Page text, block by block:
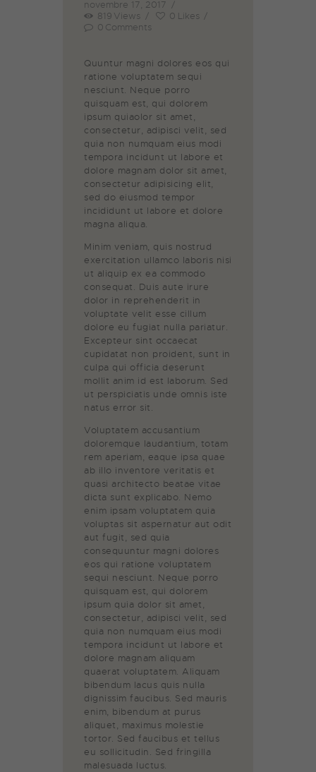
novembre 17, 2017
819 Views 0 Likes
0 Comments
Quuntur magni dolores eos qui
ratione voluptatem sequi
nesciunt. Neque porro
quisquam est, qui dolorem
ipsum quiaolor sit amet,
consectetur, adipisci velit, sed
quia non numquam eius modi
tempora incidunt ut labore et
dolore magnam dolor sit amet,
consectetur adipisicing elit,
sed do eiusmod tempor
incididunt ut labore et dolore
magna aliqua.
Minim veniam, quis nostrud
exercitation ullamco laboris nisi
ut aliquip ex ea commodo
consequat. Duis aute irure
dolor in reprehenderit in
voluptate velit esse cillum
dolore eu fugiat nulla pariatur.
Excepteur sint occaecat
cupidatat non proident, sunt in
culpa qui officia deserunt
mollit anim id est laborum. Sed
ut perspiciatis unde omnis iste
natus error sit.
Voluptatem accusantium
doloremque laudantium, totam
rem aperiam, eaque ipsa quae
ab illo inventore veritatis et
quasi architecto beatae vitae
dicta sunt explicabo. Nemo
enim ipsam voluptatem quia
voluptas sit aspernatur aut odit
aut fugit, sed quia
consequuntur magni dolores
eos qui ratione voluptatem
sequi nesciunt. Neque porro
quisquam est, qui dolorem
ipsum quia dolor sit amet,
consectetur, adipisci velit, sed
quia non numquam eius modi
tempora incidunt ut labore et
dolore magnam aliquam
quaerat voluptatem. Aliquam
bibendum lacus quis nulla
dignissim faucibus. Sed mauris
enim, bibendum at purus
aliquet, maximus molestie
tortor. Sed faucibus et tellus
eu sollicitudin. Sed fringilla
malesuada luctus.